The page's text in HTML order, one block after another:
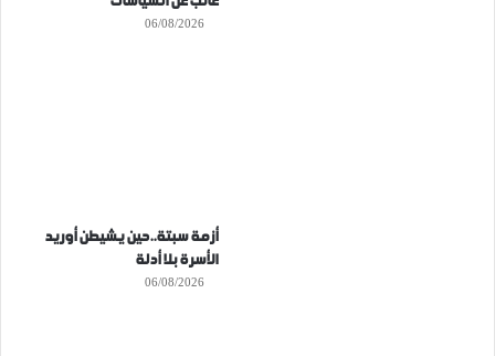
06/08/2026
أزمة سبتة..حين يشيطن أوريد
الأسرة بلا أدلة
06/08/2026